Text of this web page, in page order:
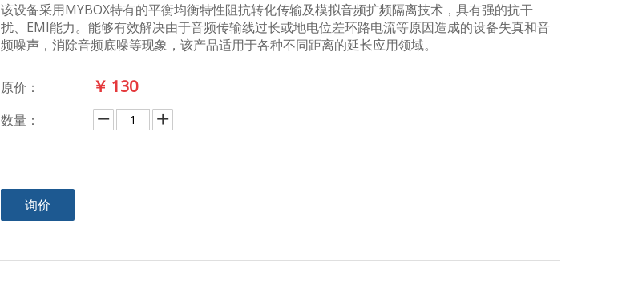
该设备采用MYBOX特有的平衡均衡特性阻抗转化传输及模拟音频扩频隔离技术，具有强的抗干
扰、EMI能力。能够有效解决由于音频传输线过长或地电位差环路电流等原因造成的设备失真和音
频噪声，消除音频底噪等现象，该产品适用于各种不同距离的延长应用领域。
原价： ￥ 130
数量：
询价